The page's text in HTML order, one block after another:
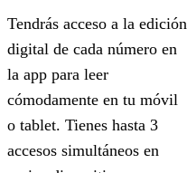
Tendrás acceso a la edición
digital de cada número en
la app para leer
cómodamente en tu móvil
o tablet. Tienes hasta 3
accesos simultáneos en